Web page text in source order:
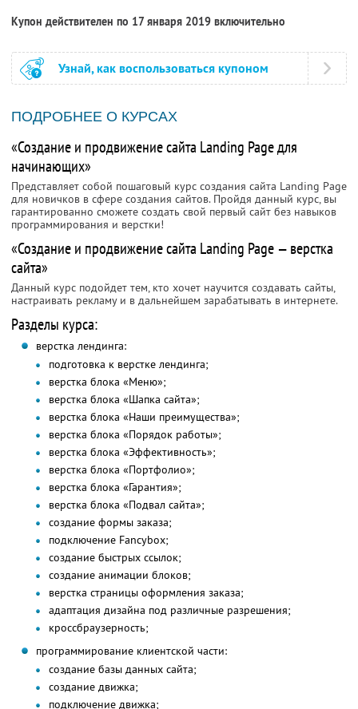
Купон действителен по 17 января 2019 включительно
Узнай, как воспользоваться купоном
ПОДРОБНЕЕ О КУРСАХ
«Создание и продвижение сайта Landing Page для
начинающих»
Представляет собой пошаговый курс создания сайта Landing Page
для новичков в сфере создания сайтов. Пройдя данный курс, вы
гарантированно сможете создать свой первый сайт без навыков
программирования и верстки!
«Создание и продвижение сайта Landing Page — верстка
сайта»
Данный курс подойдет тем, кто хочет научится создавать сайты,
настраивать рекламу и в дальнейшем зарабатывать в интернете.
Разделы курса:
верстка лендинга:
подготовка к верстке лендинга;
верстка блока «Меню»;
верстка блока «Шапка сайта»;
верстка блока «Наши преимущества»;
верстка блока «Порядок работы»;
верстка блока «Эффективность»;
верстка блока «Портфолио»;
верстка блока «Гарантия»;
верстка блока «Подвал сайта»;
создание формы заказа;
подключение Fancybox;
создание быстрых ссылок;
создание анимации блоков;
верстка страницы оформления заказа;
адаптация дизайна под различные разрешения;
кроссбраузерность;
программирование клиентской части:
создание базы данных сайта;
создание движка;
подключение движка;